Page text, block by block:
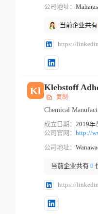
公司地址：
当前企业共有
https://
Kl Klebstoff
复制
Chemical
成立日期： 2019年
公司官网： http://
公司地址：
当前企业共有 0
https://